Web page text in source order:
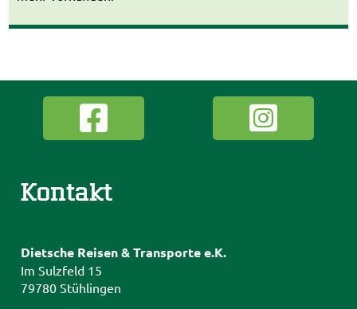
Kontakt
Dietsche Reisen & Transporte e.K.
Im Sulzfeld 15
79780 Stühlingen